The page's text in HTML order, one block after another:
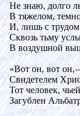
Не знаю, долго
В тяжелом,
И, лишь с трудом
Сквозь тьму
В воздушной
«Вот он, вот
Свидетелем
Тот человек,
Загублен